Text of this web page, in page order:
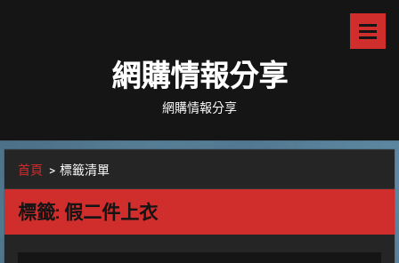
網購情報分享
網購情報分享
首頁 > 標籤清單
標籤: 假二件上衣